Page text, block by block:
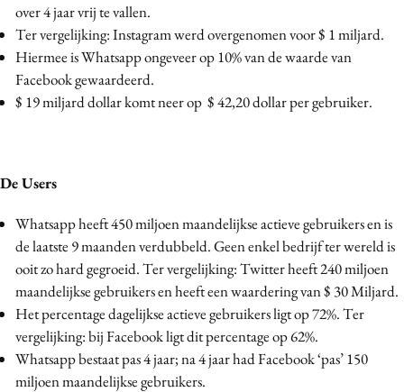
PR
Programmatic
Purpose Marketing
Reputatie & crisis
over 4 jaar vrij te vallen.
Ter vergelijking: Instagram werd overgenomen voor $ 1 miljard.
Hiermee is Whatsapp ongeveer op 10% van de waarde van
Facebook gewaardeerd.
$ 19 miljard dollar komt neer op $ 42,20 dollar per gebruiker.
De Users
Whatsapp heeft 450 miljoen maandelijkse actieve gebruikers en is
de laatste 9 maanden verdubbeld. Geen enkel bedrijf ter wereld is
ooit zo hard gegroeid. Ter vergelijking: Twitter heeft 240 miljoen
maandelijkse gebruikers en heeft een waardering van $ 30 Miljard.
Het percentage dagelijkse actieve gebruikers ligt op 72%. Ter
vergelijking: bij Facebook ligt dit percentage op 62%.
Whatsapp bestaat pas 4 jaar; na 4 jaar had Facebook ‘pas’ 150
miljoen maandelijkse gebruikers.